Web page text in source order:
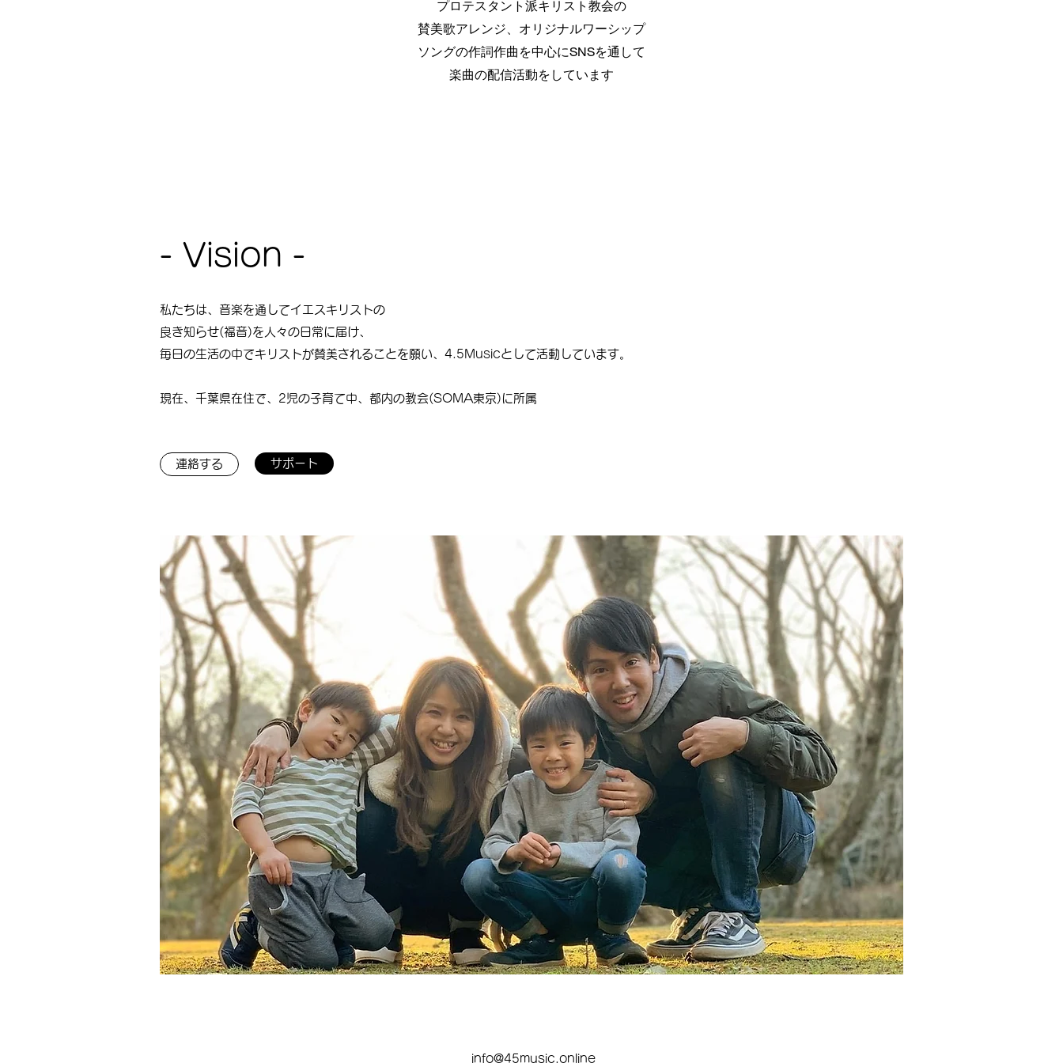
プロテスタント派キリスト教会の
賛美歌アレンジ、オリジナルワーシップ
ソングの作詞作曲を中心にSNSを通して
楽曲の配信活動をしています
- Vision -
私たちは、音楽を通してイエスキリストの
良き知らせ(福音)を人々の日常に届け、
毎日の生活の中でキリストが賛美されることを願い、4.5Musicとして活動しています。
現在、千葉県在住で、2児の子育て中、都内の教会(SOMA東京)に所属
連絡する サポート
info@45music.online